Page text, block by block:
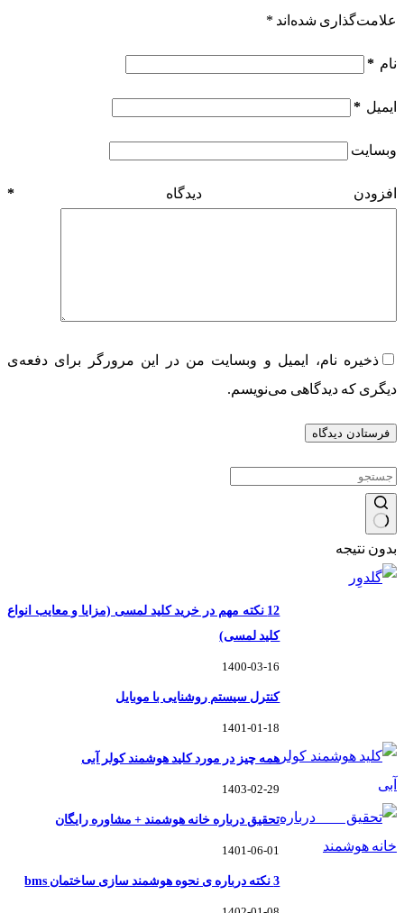
علامت‌گذاری شده‌اند *
نام *
ایمیل *
وبسایت
افزودن دیدگاه *
ذخیره نام، ایمیل و وبسایت من در این مرورگر برای دفعه‌ی
دیگری که دیدگاهی می‌نویسم.
فرستادن دیدگاه
بدون نتیجه
12 نکته مهم در خرید کلید لمسی (مزایا و معایب انواع
کلید لمسی)
1400-03-16
کنترل سیستم روشنایی با موبایل
1401-01-18
همه چیز در مورد کلید هوشمند کولر آبی
1403-02-29
تحقیق درباره خانه هوشمند + مشاوره رایگان
1401-06-01
3 نکته درباره ی نحوه هوشمند سازی ساختمان bms